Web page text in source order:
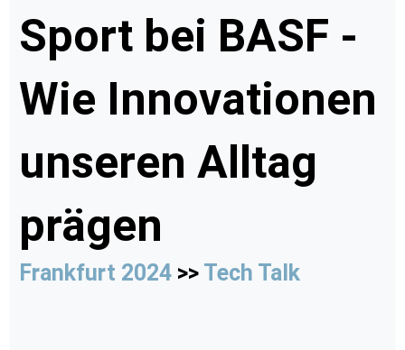
Sport bei BASF -
Wie Innovationen
unseren Alltag
prägen
Frankfurt 2024 >> Tech Talk